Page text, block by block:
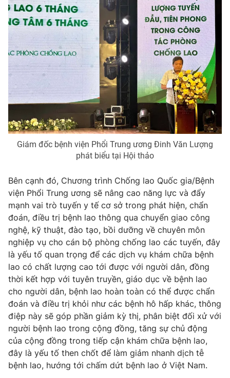
VTV Sức khoẻ Bất động sản
Thị trường 24h Tấm lòng Việt
VTV4 Vươn mình bằng AI
VTV8
Liên hệ tòa soạn English
THỜI BÁO VTV
Theo dõi báo trên
Cơ quan chủ quản:Đài Truyền hình Việt Nam
Cơ quan báo chí: Thời báo VTV
Giấy phép hoạt động báo in và báo điện tử số 483/GP-BTTTT
cấp ngày 29/12/2023
Tổng Biên tập:Vũ Thanh Thủy
Phó Tổng Biên tập: Nguyễn Thị Mỹ Hạnh, Phạm Quốc Thắng,
Nguyễn Trọng Ninh
Tổng đài VTV:024.38 355 931 - 024.38 355 932
Giám đốc bệnh viện Phổi Trung ương Đinh Văn Lượng
phát biểu tại Hội thảo
Bên cạnh đó, Chương trình Chống lao Quốc gia/Bệnh
viện Phổi Trung ương sẽ nâng cao năng lực và đẩy
mạnh vai trò tuyến y tế cơ sở trong phát hiện, chẩn
đoán, điều trị bệnh lao thông qua chuyển giao công
nghệ, kỹ thuật, đào tạo, bồi dưỡng về chuyên môn
nghiệp vụ cho cán bộ phòng chống lao các tuyến, đây
là yếu tố quan trọng để các dịch vụ khám chữa bệnh
lao có chất lượng cao tới được với người dân, đồng
thời kết hợp với tuyên truyền, giáo dục về bệnh lao
cho người dân, bệnh lao hoàn toàn có thể được chẩn
đoán và điều trị khỏi như các bệnh hô hấp khác, thông
điệp này sẽ góp phần giảm kỳ thị, phân biệt đối xử với
người bệnh lao trong cộng đồng, tăng sự chủ động
của cộng đồng trong tiếp cận khám chữa bệnh lao,
đây là yếu tố then chốt để làm giảm nhanh dịch tễ
bệnh lao, hướng tới chấm dứt bệnh lao ở Việt Nam.